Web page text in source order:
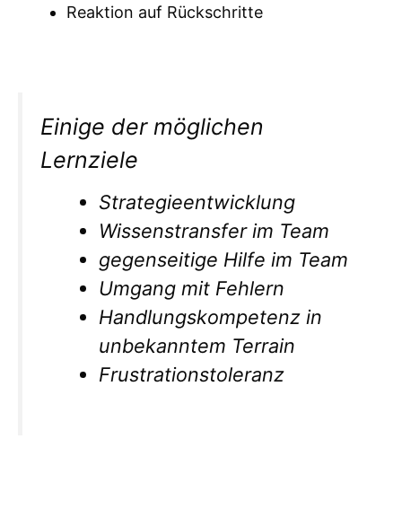
Reaktion auf Rückschritte
Einige der möglichen
Lernziele
Strategieentwicklung
Wissenstransfer im Team
gegenseitige Hilfe im Team
Umgang mit Fehlern
Handlungskompetenz in
unbekanntem Terrain
Frustrationstoleranz